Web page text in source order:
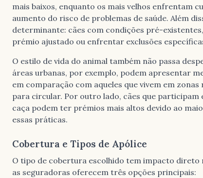
mais baixos, enquanto os mais velhos enfrentam
aumento do risco de problemas de saúde. Além
determinante: cães com condições pré-
prémio ajustado ou enfrentar exclusões
O estilo de vida do animal também não passa
áreas urbanas, por exemplo, podem apresentar
em comparação com aqueles que vivem em
para circular. Por outro lado, cães que participam
caça podem ter prémios mais altos devido ao
essas práticas.
Cobertura e Tipos de Apólice
O tipo de cobertura escolhido tem impacto direto
as seguradoras oferecem três opções principais: